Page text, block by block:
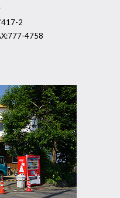
417-2
4758